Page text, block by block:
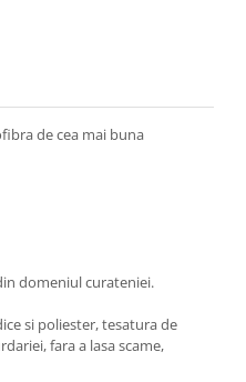
de cea mai buna
domeniul curateniei.
si poliester, tesatura de
fara a lasa scame,